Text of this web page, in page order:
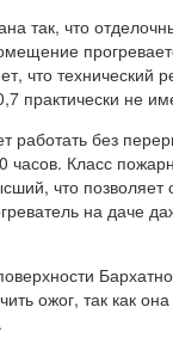
так, что
что технический
практически не
работать без
часов. Класс
что позволяет
на даче
ожог, так как